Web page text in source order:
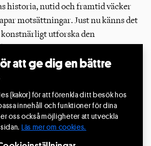
att ge dig en bättre
(kakor) för att förenkla ditt besök hos
innehåll och funktioner för dina
oss också möjligheter att utveckla
Läs mer om cookies.
historia, nutid och framtid väcker
motsättningar. Just nu känns det
utforska den
vår civilisation. Genom
ett annat perspektiv – ett samtal
och nya insikter, både
Vår ambition är att
som berör, utmanar och väcker
värden och framtid, säger
Dritëro Kasapi.